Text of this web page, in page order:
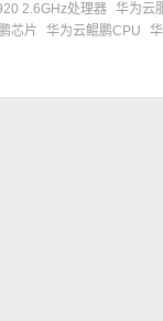
2.6GHz处理器 华为云
芯片 华为云鲲鹏CPU